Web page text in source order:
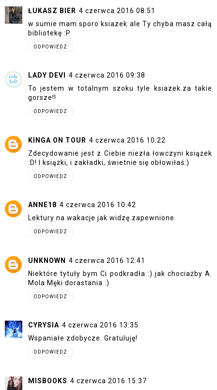
ŁUKASZ BIER 4 czerwca 2016 08:51
w sumie mam sporo ksiazek ale Ty chyba masz całą
bibliotekę :P
ODPOWIEDZ
LADY DEVI
4 czerwca 2016 09:38
To jestem w totalnym szoku tyle ksiazek.za takie
gorsze!!
ODPOWIEDZ
KINGA ON TOUR 4 czerwca 2016 10:22
Zdecydowanie jest z Ciebie niezła łowczyni książek
:D! I książki, i zakładki, świetnie się obłowiłaś:)
ODPOWIEDZ
ANNE18 4 czerwca 2016 10:42
Lektury na wakacje jak widzę zapewnione.
ODPOWIEDZ
UNKNOWN
4 czerwca 2016 12:41
Niektóre tytuły bym Ci podkradła :) jak chociażby A.
Mola Męki dorastania :)
ODPOWIEDZ
CYRYSIA 4 czerwca 2016 13:35
Wspaniałe zdobycze. Gratuluję!
ODPOWIEDZ
MISBOOKS 4 czerwca 2016 15:37